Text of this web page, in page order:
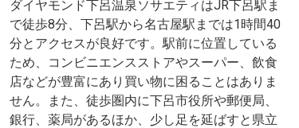
ダイヤモンド下呂温泉ソサエティはJR下呂駅ま
で徒歩8分、下呂駅から名古屋駅までは1時間40
分とアクセスが良好です。駅前に位置している
ため、コンビニエンスストアやスーパー、飲食
店などが豊富にあり買い物に困ることはありま
せん。また、徒歩圏内に下呂市役所や郵便局、
銀行、薬局があるほか、少し足を延ばすと県立